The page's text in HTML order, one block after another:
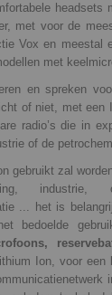
headsets
met voor de
Vox en meestal
met
en spreken
of niet, met een
radio’s die in
of de
gebruikt zal
industrie,
... het is
bedoelde
Ion, voor een